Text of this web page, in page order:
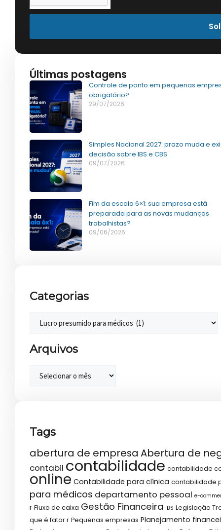
Últimas postagens
Controle de ponto em pequenas
obrigatório?
29/07/2026
Simples Nacional 2027: prazo muda e
decisão sobre IBS e CBS
09/07/2026
Fim da escala 6×1: sua empresa está
preparada para as novas mudanças
trabalhistas?
09/06/2026
Categorias
Arquivos
Tags
abertura de empresa Abertura de
contabil contabilidade contabilidade
online Contabilidade para clínica contabilidade
para médicos departamento pessoal e-
r Fluxo de caixa Gestão Financeira IBS Legislação
que é fator r Pequenas empresas Planejamento